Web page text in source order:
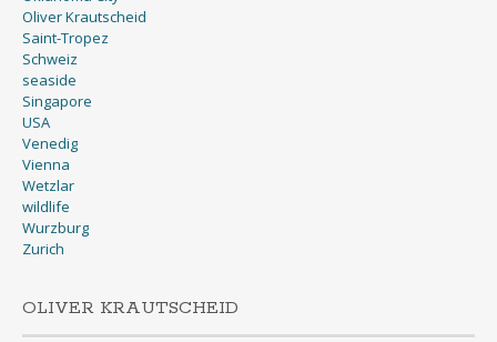
Oliver Krautscheid
Saint-Tropez
Schweiz
seaside
Singapore
USA
Venedig
Vienna
Wetzlar
wildlife
Wurzburg
Zurich
OLIVER KRAUTSCHEID